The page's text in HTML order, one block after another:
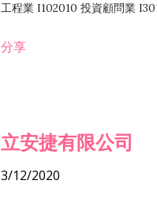
工程業 I102010 投資顧問業
務 F102030 菸酒批發業
分享
立安捷有限公司
3/12/2020